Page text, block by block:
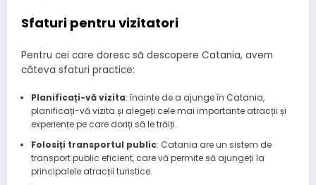
Sfaturi pentru vizitatori
Pentru cei care doresc să descopere Catania, avem
câteva sfaturi practice:
Planificați-vă vizita: înainte de a ajunge în Catania,
planificați-vă vizita și alegeți cele mai importante atracții și
experiențe pe care doriți să le trăiți.
Folosiți transportul public: Catania are un sistem de
transport public eficient, care vă permite să ajungeți la
principalele atracții turistice.